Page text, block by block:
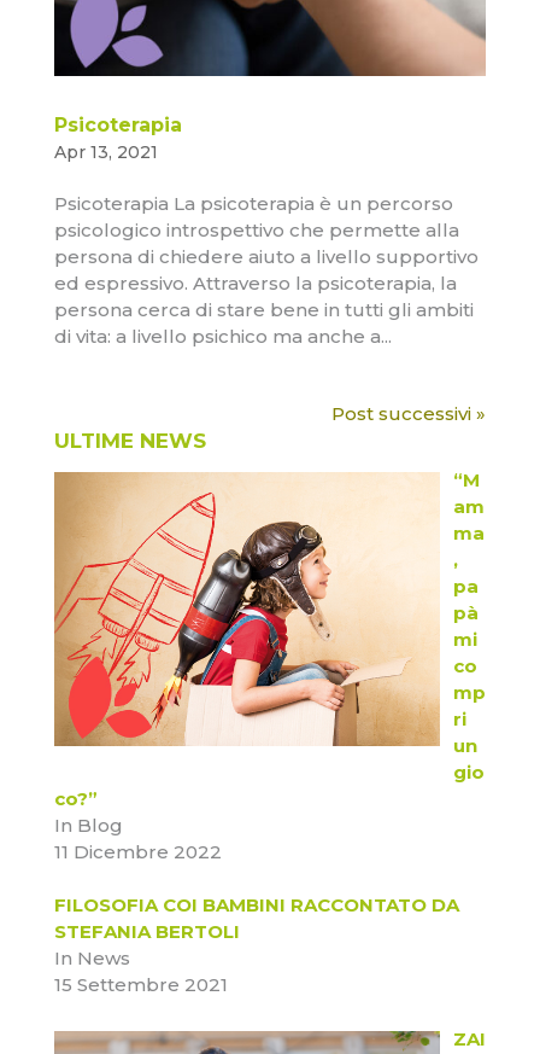
Psicoterapia
Apr 13, 2021
Psicoterapia La psicoterapia è un percorso
psicologico introspettivo che permette alla
persona di chiedere aiuto a livello supportivo
ed espressivo. Attraverso la psicoterapia, la
persona cerca di stare bene in tutti gli ambiti
di vita: a livello psichico ma anche a...
Post successivi »
ULTIME NEWS
“M
am
ma
,
pa
pà
mi
co
mp
ri
un
gio
co?”
In Blog
11 Dicembre 2022
FILOSOFIA COI BAMBINI RACCONTATO DA
STEFANIA BERTOLI
In News
15 Settembre 2021
ZAI